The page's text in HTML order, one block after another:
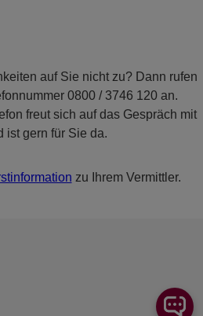
auf Sie nicht zu? Dann rufen
0800 / 3746 120 an.
freut sich auf das Gespräch mit
ist gern für Sie da.
zu Ihrem Vermittler.